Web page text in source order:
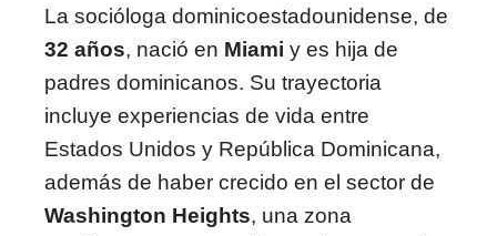
La socióloga dominicoestadounidense, de
32 años, nació en Miami y es hija de
padres dominicanos. Su trayectoria
incluye experiencias de vida entre
Estados Unidos y República Dominicana,
además de haber crecido en el sector de
Washington Heights, una zona